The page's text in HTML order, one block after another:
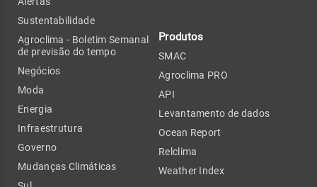
Sustentabilidade
Agroclima - Boletim Semanal
de previsão do tempo
Negócios
Moda
Energia
Infraestrutura
Governo
Mudanças Climáticas
Produtos
SMAC
Agroclima PRO
API
Levantamento de dados
Ocean Report
Relclima
Weather Index